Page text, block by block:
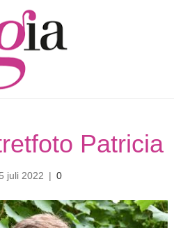
Patricia
juli 2022 | 0